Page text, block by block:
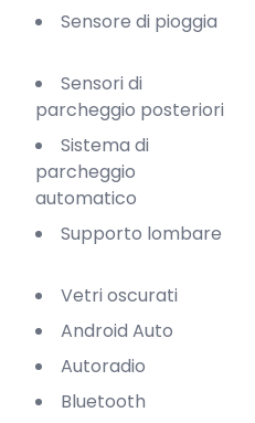
Sensore di pioggia
Sensori di
parcheggio posteriori
Sistema di
parcheggio
automatico
Supporto lombare
Vetri oscurati
Android Auto
Autoradio
Bluetooth